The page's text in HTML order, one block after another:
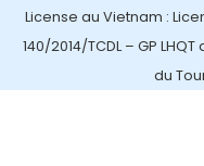
License au Vietnam :
140/2014/TCDL – GP
du